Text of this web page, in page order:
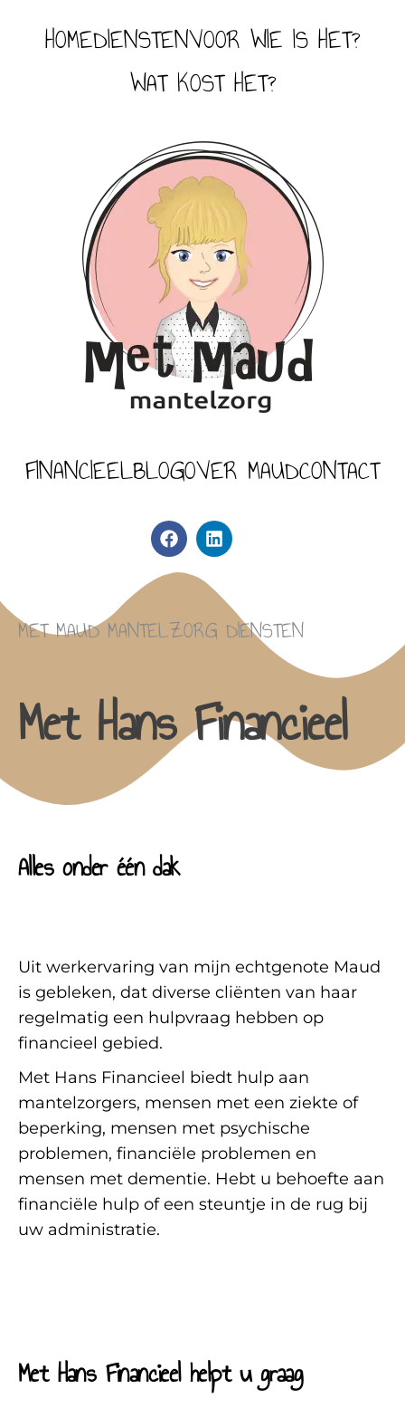
HOMEDIENSTENVOOR WIE IS HET?
WAT KOST HET?
FINANCIEELBLOGOVER MAUDCONTACT
MET MAUD MANTELZORG DIENSTEN
Met Hans Financieel
Alles onder één dak
Uit werkervaring van mijn echtgenote Maud
is gebleken, dat diverse cliënten van haar
regelmatig een hulpvraag hebben op
financieel gebied.
Met Hans Financieel biedt hulp aan
mantelzorgers, mensen met een ziekte of
beperking, mensen met psychische
problemen, financiële problemen en
mensen met dementie. Hebt u behoefte aan
financiële hulp of een steuntje in de rug bij
uw administratie.
Met Hans Financieel helpt u graag